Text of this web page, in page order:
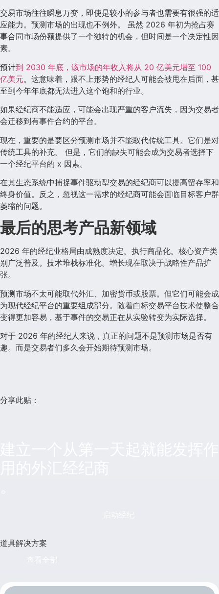
交易市场往往瞬息万变，即使是较小的参与者也需要有很强的适
应能力。预测市场的出现也不例外。 虽然 2026 年初为抢占赛
事合同市场份额提供了一个独特的机会，但时间是一个决定性因
素。
预计到 2030 年底，该市场的年收入将从 20 亿美元增至 100
亿美元。这意味着，跟不上形势的经纪人可能会被甩在后面，甚
至到今年年底都无法进入这个饱和的行业。
如果经纪商不能适应，可能会出现严重的客户流失，因为交易者
会迁移到有事件合约的平台。
现在，重要的是要区分预测市场并不能取代传统工具。它们是对
传统工具的补充。 但是，它们的缺失可能会成为交易者选择下
一个经纪平台的 x 因素。
在其生态系统中捕捉事件驱动型交易的经纪商可以提高留存率和
终身价值。反之，忽视这一需求的经纪商可能会面临目标客户群
萎缩的问题。
最后的思考产品新领域
2026 年的经纪业格局由成熟度决定。执行商品化。核心资产类
别广泛普及。技术堆栈标准化。增长现在取决于战略性产品扩
张。
预测市场不太可能取代外汇、加密货币或股票。但它们可能会成
为现代经纪平台的重要组成部分。随着白标交易平台技术使整合
变得更加容易，基于事件的交易正在从实验转变为实际选择。
对于 2026 年的经纪人来说，真正的问题不是预测市场是否有
趣。而是交易者们多久会开始期待预测市场。
分享此贴：
道具解决方案